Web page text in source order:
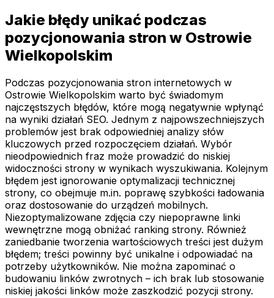
Jakie błędy unikać podczas
pozycjonowania stron w Ostrowie
Wielkopolskim
Podczas pozycjonowania stron internetowych w
Ostrowie Wielkopolskim warto być świadomym
najczęstszych błędów, które mogą negatywnie wpłynąć
na wyniki działań SEO. Jednym z najpowszechniejszych
problemów jest brak odpowiedniej analizy słów
kluczowych przed rozpoczęciem działań. Wybór
nieodpowiednich fraz może prowadzić do niskiej
widoczności strony w wynikach wyszukiwania. Kolejnym
błędem jest ignorowanie optymalizacji technicznej
strony, co obejmuje m.in. poprawę szybkości ładowania
oraz dostosowanie do urządzeń mobilnych.
Niezoptymalizowane zdjęcia czy niepoprawne linki
wewnętrzne mogą obniżać ranking strony. Również
zaniedbanie tworzenia wartościowych treści jest dużym
błędem; treści powinny być unikalne i odpowiadać na
potrzeby użytkowników. Nie można zapominać o
budowaniu linków zwrotnych – ich brak lub stosowanie
niskiej jakości linków może zaszkodzić pozycji strony.